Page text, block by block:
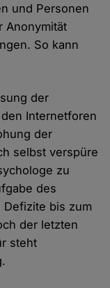
und Personen
Anonymität
So kann
der
Internetforen
der
selbst verspüre
zu
des
bis zum
der letzten
steht